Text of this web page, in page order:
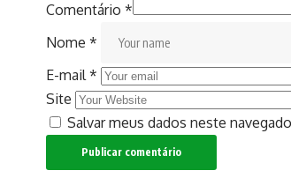
Comentário *
Nome *
E-mail *
Site
Salvar meus dados neste